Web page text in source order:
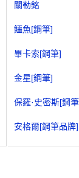
關勒銘
鱷魚[鋼筆]
畢卡索[鋼筆]
金星[鋼筆]
保羅·史密斯[鋼
安格爾[鋼筆品牌]